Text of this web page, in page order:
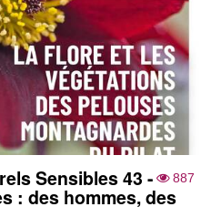
887
Sensibles 43 -
: des hommes, des